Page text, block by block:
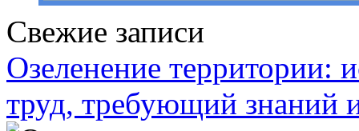
Свежие записи
Озеленение территории:
труд, требующий знаний